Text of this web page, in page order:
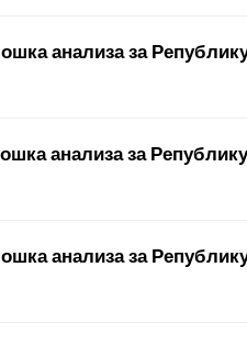
анализа за
анализа за
анализа за